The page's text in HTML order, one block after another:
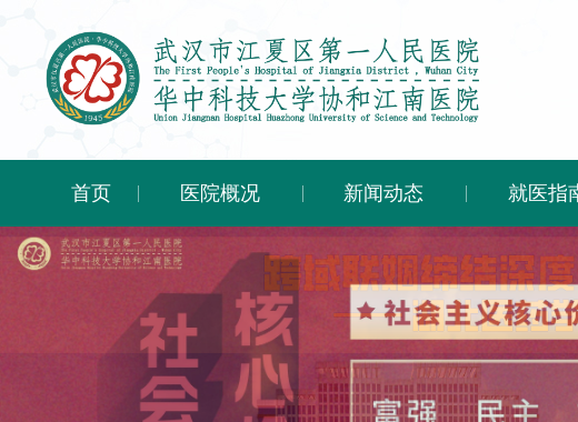
首页 医院概况 新闻动态 就医指